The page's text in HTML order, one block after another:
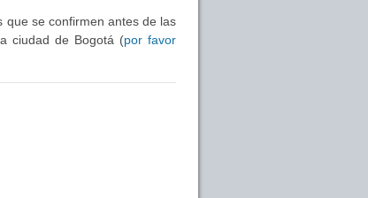
que se confirmen antes de las
ciudad de Bogotá (por favor